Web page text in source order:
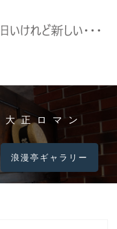
正ロマン
浪漫亭ギャラリー